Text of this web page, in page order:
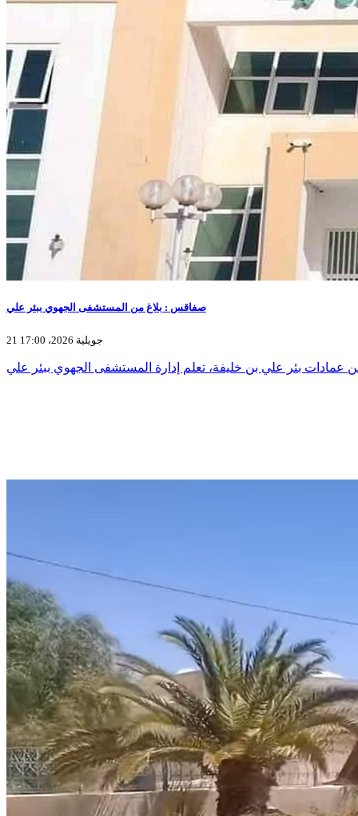
صفاقس : بلاغ من المستشفى الجهوي ببئر علي
21 جويلية 2026، 17:00